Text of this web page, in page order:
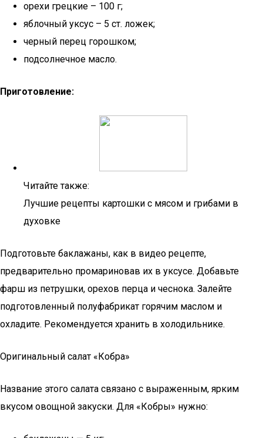
орехи грецкие – 100 г;
яблочный уксус – 5 ст. ложек;
черный перец горошком;
подсолнечное масло.
Приготовление:
Читайте также:
Лучшие рецепты картошки с мясом и грибами в
духовке
Подготовьте баклажаны, как в видео рецепте,
предварительно промариновав их в уксусе. Добавьте
фарш из петрушки, орехов перца и чеснока. Залейте
подготовленный полуфабрикат горячим маслом и
охладите. Рекомендуется хранить в холодильнике.
Оригинальный салат «Кобра»
Название этого салата связано с выраженным, ярким
вкусом овощной закуски. Для «Кобры» нужно: